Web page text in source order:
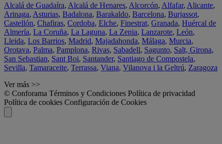
Alcalá de Guadaíra, Alcalá de Henares, Alcorcón, Alfafar, Alicante,
Arinaga, Asturias, Badalona, Barakaldo, Barcelona, Burjassot,
Castellón, Chafiras, Cordoba, Elche, Finestrat, Granada, Huércal de
Almería, La Coruña, La Laguna, La Zenia, Lanzarote, León,
Lleida, Los Barrios, Madrid, Majadahonda, Málaga, Murcia,
Orotava, Palma, Pamplona, Rivas, Sabadell, Sagunto, Salt, Girona,
San Sebastian, Sant Boi, Santander, Santiago de Compostela,
Sevilla, Tamaraceite, Terrassa, Viana, Vilanova i la Geltrú, Zaragoza
Ver más >>
© Conforama Términos y Condiciones Política de privacidad
Política de cookies Configuración de Cookies